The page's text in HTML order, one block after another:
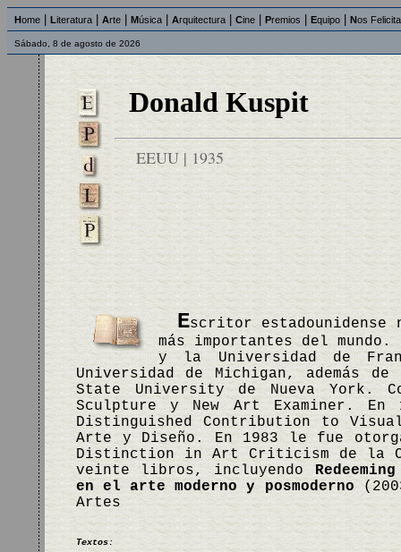
Home Literatura Arte Música Arquitectura Cine Premios Equipo Nos
Sábado, 8 de agosto de 2026
Donald Kuspit
EEUU | 1935
Escritor estadounidense
más importantes del
y la Universidad de
Universidad de Michigan,
State University de Nueva York.
Sculpture y New Art Examiner.
Distinguished Contribution to
Arte y Diseño. En 1983 le fue
Distinction in Art Criticism de la
veinte libros, incluyendo
en el arte moderno y posmoderno
Artes
Textos: